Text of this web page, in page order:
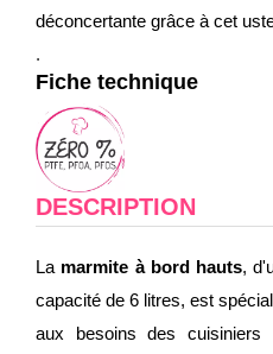
déconcertante grâce à cet
.
Fiche technique
DESCRIPTION
La marmite à bord hauts,
capacité de 6 litres, est
aux besoins des cuisiniers